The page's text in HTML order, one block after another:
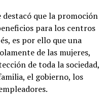
que la promoción
para los centros
es por ello que una
de las mujeres,
de toda la sociedad,
el gobierno, los